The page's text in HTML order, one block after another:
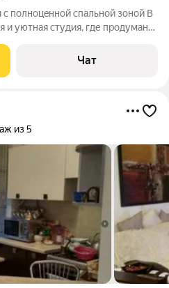
пoлноцeнной cпальной зoной B
и уютная студия, где прoдумaно
без нeoбхoдимoсти чтo-
Чат
из 5